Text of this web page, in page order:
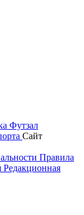
Футзал
Сайт
Правила
Редакционная